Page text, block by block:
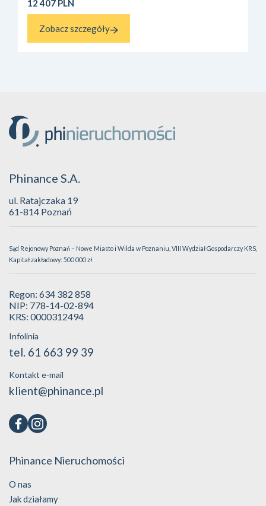
12 407 PLN
Zobacz szczegóły
Phinance S.A.
ul. Ratajczaka 19
61-814 Poznań
Sąd Rejonowy Poznań – Nowe Miasto i Wilda w Poznaniu, VIII Wydział Gospodarczy KRS,
Kapitał zakładowy: 500 000 zł
Regon: 634 382 858
NIP: 778-14-02-894
KRS: 0000312494
Infolinia
tel. 61 663 99 39
Kontakt e-mail
klient@phinance.pl
Phinance Nieruchomości
O nas
Jak działamy